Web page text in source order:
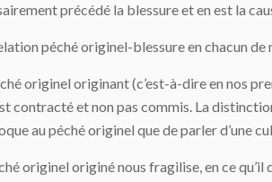
précédé la blessure et en est la
péché originel-blessure en chacun
originel originant (c’est-à-dire en nos
contracté et non pas commis. La
au péché originel que de parler
originel originé nous fragilise, en ce